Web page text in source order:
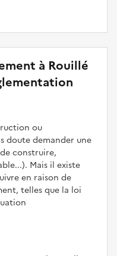
à Rouillé
ou
doute demander une
construire,
Mais il existe
en raison de
telles que la loi